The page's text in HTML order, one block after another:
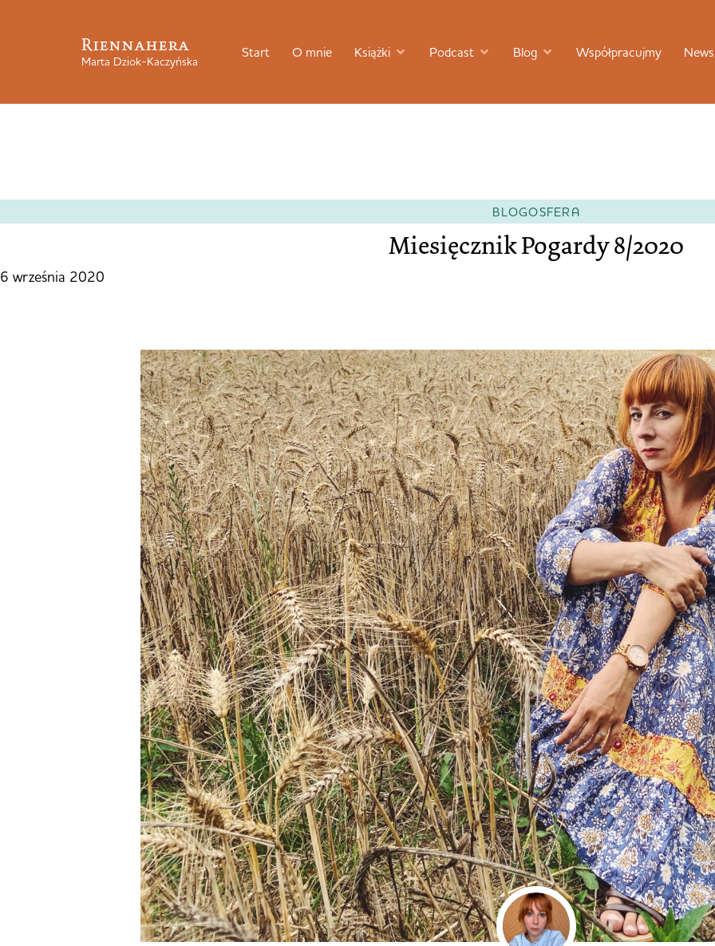
Riennahera
Marta Dziok-Kaczyńska
Start O mnie Książki Podcast Blog Współpracujmy
BLOGOSFERA
Miesięcznik Pogardy 8/2020
6 września 2020